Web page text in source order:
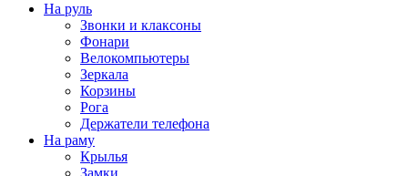
На руль
Звонки и клаксоны
Фонари
Велокомпьютеры
Зеркала
Корзины
Рога
Держатели телефона
На раму
Крылья
Замки